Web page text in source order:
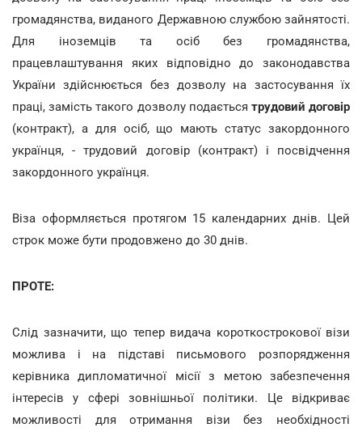
громадянства, виданого Державною службою зайнятості.
Для іноземців та осіб без громадянства,
працевлаштування яких відповідно до законодавства
України здійснюється без дозволу на застосування їх
праці, замість такого дозволу подається трудовий договір
(контракт), а для осіб, що мають статус закордонного
українця, - трудовий договір (контракт) і посвідчення
закордонного українця.
Віза оформляється протягом 15 календарних днів. Цей
строк може бути продовжено до 30 днів.
ПРОТЕ:
Слід зазначити, що тепер видача короткострокової візи
можлива і на підставі письмового розпорядження
керівника дипломатичної місії з метою забезпечення
інтересів у сфері зовнішньої політики.
Це відкриває
можливості для отримання візи без необхідності